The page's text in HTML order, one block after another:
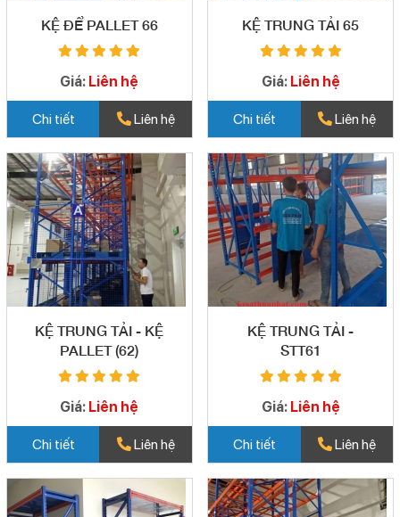
KỆ ĐỂ PALLET 66
Giá: Liên hệ
Chi tiết Liên hệ
KỆ TRUNG TẢI 65
Giá: Liên hệ
Chi tiết Liên hệ
KỆ TRUNG TẢI - KỆ
PALLET (62)
Giá: Liên hệ
Chi tiết Liên hệ
KỆ TRUNG TẢI -
STT61
Giá: Liên hệ
Chi tiết Liên hệ